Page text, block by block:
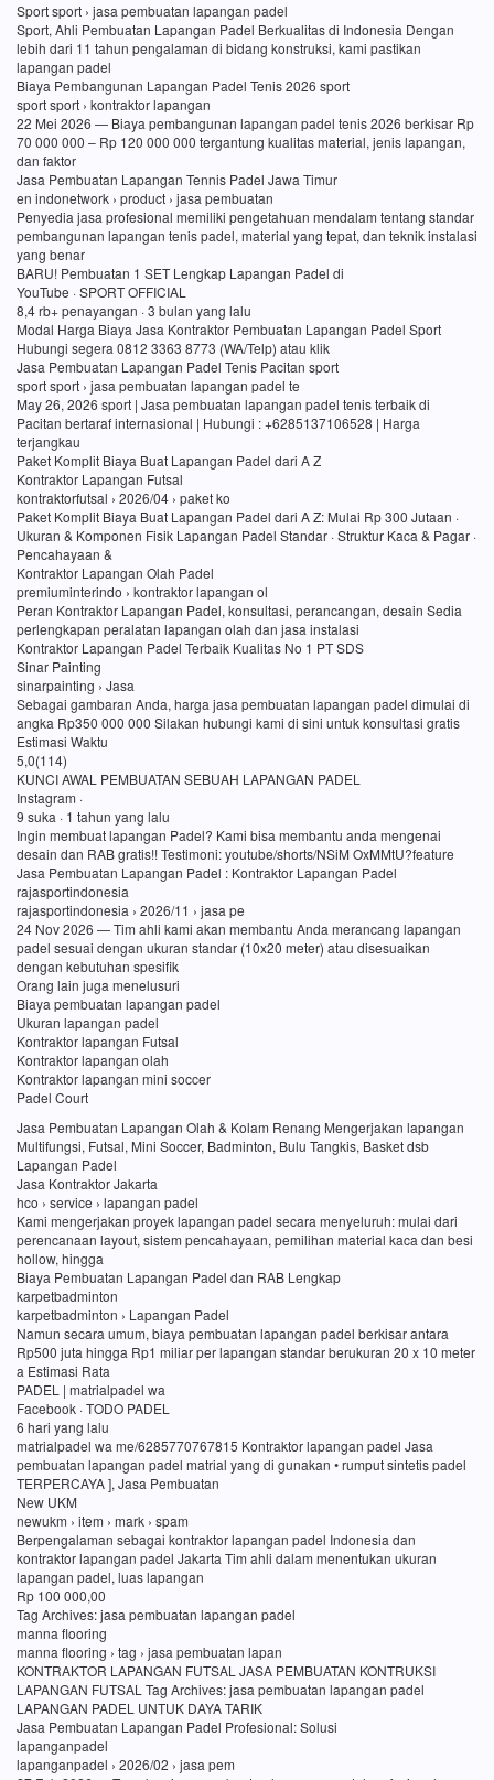
Sport sport › jasa pembuatan lapangan padel
Sport, Ahli Pembuatan Lapangan Padel Berkualitas di Indonesia Dengan
lebih dari 11 tahun pengalaman di bidang konstruksi, kami pastikan
lapangan padel
Biaya Pembangunan Lapangan Padel Tenis 2026 sport
sport sport › kontraktor lapangan
22 Mei 2026 — Biaya pembangunan lapangan padel tenis 2026 berkisar Rp
70 000 000 – Rp 120 000 000 tergantung kualitas material, jenis lapangan,
dan faktor
Jasa Pembuatan Lapangan Tennis Padel Jawa Timur
en indonetwork › product › jasa pembuatan
Penyedia jasa profesional memiliki pengetahuan mendalam tentang standar
pembangunan lapangan tenis padel, material yang tepat, dan teknik instalasi
yang benar
BARU! Pembuatan 1 SET Lengkap Lapangan Padel di
YouTube · SPORT OFFICIAL
8,4 rb+ penayangan · 3 bulan yang lalu
Modal Harga Biaya Jasa Kontraktor Pembuatan Lapangan Padel Sport
Hubungi segera 0812 3363 8773 (WA/Telp) atau klik
Jasa Pembuatan Lapangan Padel Tenis Pacitan sport
sport sport › jasa pembuatan lapangan padel te
May 26, 2026 sport | Jasa pembuatan lapangan padel tenis terbaik di
Pacitan bertaraf internasional | Hubungi : +6285137106528 | Harga
terjangkau
Paket Komplit Biaya Buat Lapangan Padel dari A Z
Kontraktor Lapangan Futsal
kontraktorfutsal › 2026/04 › paket ko
Paket Komplit Biaya Buat Lapangan Padel dari A Z: Mulai Rp 300 Jutaan ·
Ukuran & Komponen Fisik Lapangan Padel Standar · Struktur Kaca & Pagar ·
Pencahayaan &
Kontraktor Lapangan Olah Padel
premiuminterindo › kontraktor lapangan ol
Peran Kontraktor Lapangan Padel, konsultasi, perancangan, desain Sedia
perlengkapan peralatan lapangan olah dan jasa instalasi
Kontraktor Lapangan Padel Terbaik Kualitas No 1 PT SDS
Sinar Painting
sinarpainting › Jasa
Sebagai gambaran Anda, harga jasa pembuatan lapangan padel dimulai di
angka Rp350 000 000 Silakan hubungi kami di sini untuk konsultasi gratis
Estimasi Waktu
5,0(114)
KUNCI AWAL PEMBUATAN SEBUAH LAPANGAN PADEL
Instagram ·
9 suka · 1 tahun yang lalu
Ingin membuat lapangan Padel? Kami bisa membantu anda mengenai
desain dan RAB gratis!! Testimoni: youtube/shorts/NSiM OxMMtU?feature
Jasa Pembuatan Lapangan Padel : Kontraktor Lapangan Padel
rajasportindonesia
rajasportindonesia › 2026/11 › jasa pe
24 Nov 2026 — Tim ahli kami akan membantu Anda merancang lapangan
padel sesuai dengan ukuran standar (10x20 meter) atau disesuaikan
dengan kebutuhan spesifik
Orang lain juga menelusuri
Biaya pembuatan lapangan padel
Ukuran lapangan padel
Kontraktor lapangan Futsal
Kontraktor lapangan olah
Kontraktor lapangan mini soccer
Padel Court
Jasa Pembuatan Lapangan Olah & Kolam Renang Mengerjakan lapangan
Multifungsi, Futsal, Mini Soccer, Badminton, Bulu Tangkis, Basket dsb
Lapangan Padel
Jasa Kontraktor Jakarta
hco › service › lapangan padel
Kami mengerjakan proyek lapangan padel secara menyeluruh: mulai dari
perencanaan layout, sistem pencahayaan, pemilihan material kaca dan besi
hollow, hingga
Biaya Pembuatan Lapangan Padel dan RAB Lengkap
karpetbadminton
karpetbadminton › Lapangan Padel
Namun secara umum, biaya pembuatan lapangan padel berkisar antara
Rp500 juta hingga Rp1 miliar per lapangan standar berukuran 20 x 10 meter
a Estimasi Rata
PADEL | matrialpadel wa
Facebook · TODO PADEL
6 hari yang lalu
matrialpadel wa me/6285770767815 Kontraktor lapangan padel Jasa
pembuatan lapangan padel matrial yang di gunakan • rumput sintetis padel
TERPERCAYA ], Jasa Pembuatan
New UKM
newukm › item › mark › spam
Berpengalaman sebagai kontraktor lapangan padel Indonesia dan
kontraktor lapangan padel Jakarta Tim ahli dalam menentukan ukuran
lapangan padel, luas lapangan
Rp 100 000,00
Tag Archives: jasa pembuatan lapangan padel
manna flooring
manna flooring › tag › jasa pembuatan lapan
KONTRAKTOR LAPANGAN FUTSAL JASA PEMBUATAN KONTRUKSI
LAPANGAN FUTSAL Tag Archives: jasa pembuatan lapangan padel
LAPANGAN PADEL UNTUK DAYA TARIK
Jasa Pembuatan Lapangan Padel Profesional: Solusi
lapanganpadel
lapanganpadel › 2026/02 › jasa pem